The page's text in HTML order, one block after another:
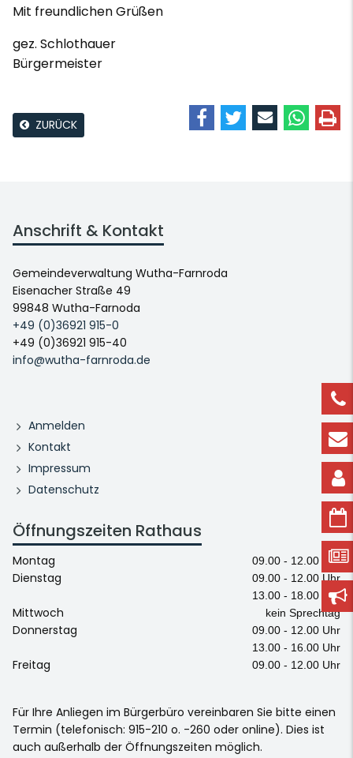
Mit freundlichen Grüßen
gez. Schlothauer
Bürgermeister
ZURÜCK
Anschrift & Kontakt
Gemeindeverwaltung Wutha-Farnroda
Eisenacher Straße 49
99848 Wutha-Farnoda
+49 (0)36921 915-0
+49 (0)36921 915-40
info@wutha-farnroda.de
Anmelden
Kontakt
Impressum
Datenschutz
Öffnungszeiten Rathaus
Montag 09.00 - 12.00 Uhr
Dienstag
09.00 - 12.00 Uhr
13.00 - 18.00 Uhr
Mittwoch kein Sprechtag
Donnerstag
09.00 - 12.00 Uhr
13.00 - 16.00 Uhr
Freitag 09.00 - 12.00 Uhr
Für Ihre Anliegen im Bürgerbüro vereinbaren Sie bitte einen
Termin (telefonisch: 915-210 o. -260 oder online). Dies ist
auch außerhalb der Öffnungszeiten möglich.